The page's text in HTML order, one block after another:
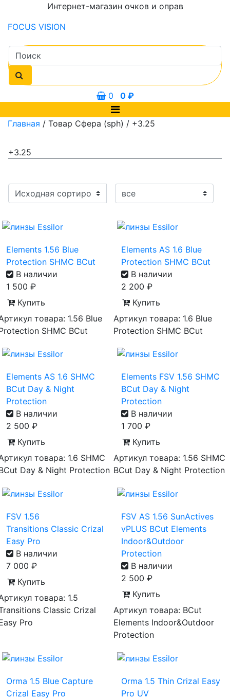
Интернет-магазин очков и оправ
FOCUS VISION
0 0 ₽
Главная / Товар Сфера (sph) / +3.25
+3.25
Elements 1.56 Blue
Protection SHMC BCut
В наличии
1 500 ₽
Купить
товара: 1.56 Blue
SHMC BCut
Elements AS 1.6 Blue
Protection SHMC BCut
В наличии
2 200 ₽
Купить
Артикул товара: 1.6 Blue
Protection SHMC BCut
Elements AS 1.6 SHMC
BCut Day & Night
Protection
В наличии
2 500 ₽
Купить
товара: 1.6 SHMC
Day & Night Protection
Elements FSV 1.56 SHMC
BCut Day & Night
Protection
В наличии
1 700 ₽
Купить
Артикул товара: 1.56 SHMC
BCut Day & Night Protection
FSV 1.56
Transitions Classic Crizal
Easy Pro
В наличии
7 000 ₽
Купить
товара: 1.5
Classic Crizal
Pro
FSV AS 1.56 SunActives
vPLUS BCut Elements
Indoor&Outdoor
Protection
В наличии
2 500 ₽
Купить
Артикул товара: BCut
Elements Indoor&Outdoor
Protection
Orma 1.5 Blue Capture
Crizal Easy Pro
Orma 1.5 Thin Crizal Easy
Pro UV